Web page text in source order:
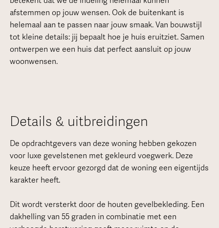
afstemmen op jouw wensen. Ook de buitenkant is
helemaal aan te passen naar jouw smaak. Van bouwstijl
tot kleine details: jij bepaalt hoe je huis eruitziet. Samen
ontwerpen we een huis dat perfect aansluit op jouw
woonwensen.
Details & uitbreidingen
De opdrachtgevers van deze woning hebben gekozen
voor luxe gevelstenen met gekleurd voegwerk. Deze
keuze heeft ervoor gezorgd dat de woning een eigentijds
karakter heeft.
Dit wordt versterkt door de houten gevelbekleding. Een
dakhelling van 55 graden in combinatie met een